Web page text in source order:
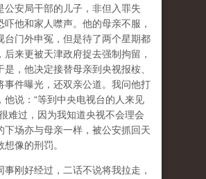
公安局干部的儿子，非但入罪失
吓他和家人噤声。他的母亲不服，
台门外申冤，但是待了两个星期都
后来更被天津政府捉去强制拘留，
是，他决定接替母亲到央视报桉、
事件曝光，还双亲公道。我问他打
他说：“等到中央电视台的人来见
难过，因为我知道央视不会理会
下场亦与母亲一样，被公安抓回天
像的刑罚。
事刚好经过，二话不说将我拉走，